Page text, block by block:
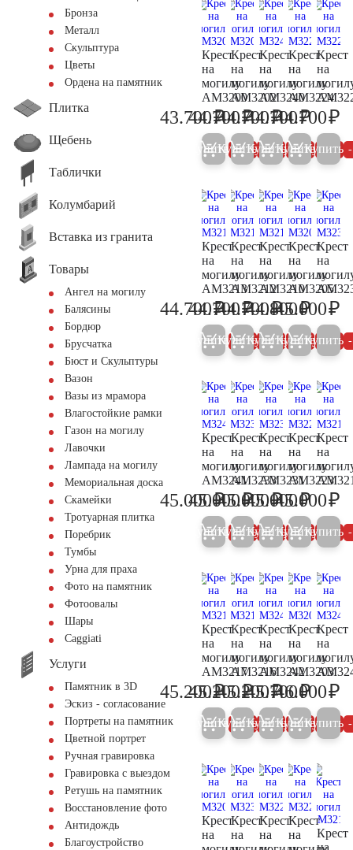
Бронза
Металл
Скульптура
Цветы
Ордена на памятник
Плитка
Щебень
Таблички
Колумбарий
Вставка из гранита
Товары
Ангел на могилу
Балясины
Бордюр
Брусчатка
Бюст и Скульптуры
Вазон
Вазы из мрамора
Влагостойкие рамки
Газон на могилу
Лавочки
Лампада на могилу
Мемориальная доска
Скамейки
Тротуарная плитка
Поребрик
Тумбы
Урна для праха
Фото на памятник
Фотоовалы
Шары
Сaggiati
Услуги
Памятник в 3D
Эскиз - согласование
Портреты на памятник
Цветной портрет
Ручная гравировка
Гравировка с выездом
Ретушь на памятник
Восстановление фото
Антидождь
Благоустройство
Крест
на
могилу
AM3200
46.000
43.700₽
Купить 5%
Крест
на
могилу
AM3202
47.000
44.700₽
Купить 5%
Крест
на
могилу
AM3240
47.000
44.700₽
Купить 5%
Крест
на
могилу
AM3224
47.000
44.700₽
Купить 5%
Крест
на
44.700₽
Купить
Крест
на
могилу
AM3213
47.000
44.700₽
Купить 5%
Крест
на
могилу
AM3212
47.000
44.700₽
Купить 5%
Крест
на
могилу
AM3210
47.000
44.700₽
Купить 5%
Крест
на
могилу
AM3205
47.200
44.800₽
Купить 5%
Крест
на
45.000₽
Купить
Крест
на
могилу
AM3241
47.400
45.000₽
Купить 5%
Крест
на
могилу
AM3233
47.400
45.000₽
Купить 5%
Крест
на
могилу
AM3231
47.400
45.000₽
Купить 5%
Крест
на
могилу
AM3223
47.400
45.000₽
Купить 5%
Крест
на
45.000₽
Купить
Крест
на
могилу
AM3217
47.600
45.200₽
Купить 5%
Крест
на
могилу
AM3216
47.600
45.200₽
Купить 5%
Крест
на
могилу
AM3242
47.600
45.200₽
Купить 5%
Крест
на
могилу
AM3203
48.100
45.700₽
Купить 5%
Крест
на
46.000₽
Купить
Крест
на
Крест
на
Крест
на
Крест
на
Крест
на